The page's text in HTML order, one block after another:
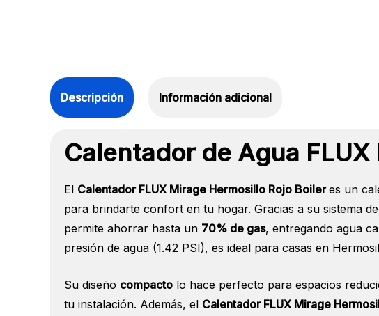
Descripción Información adicional
Calentador de Agua FLUX
El Calentador FLUX Mirage Hermosillo Rojo Boileres un
para brindarte confort en tu hogar. Gracias a su sistema
permite ahorrar hasta un 70% de gas, entregando agua
presión de agua (1.42 PSI), es ideal para casas en
Su diseño compacto lo hace perfecto para espacios
tu instalación. Además, el Calentador FLUX Mirage